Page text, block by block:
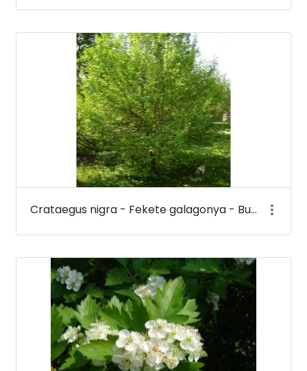
Crataegus nigra - Fekete galagonya - Budai Arborétum